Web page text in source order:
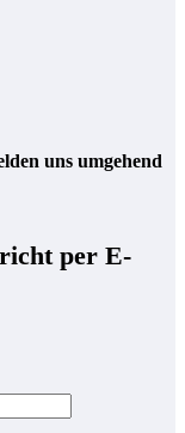
uns umgehend
per E-